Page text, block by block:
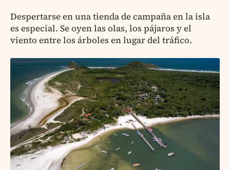
Despertarse en una tienda de campaña en la isla
es especial. Se oyen las olas, los pájaros y el
viento entre los árboles en lugar del tráfico.